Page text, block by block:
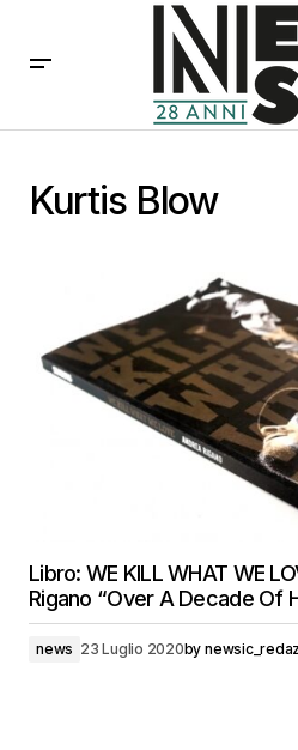
Kurtis Blow
Libro: WE KILL WHAT WE
Rigano “Over A Decade Of
news 23 Luglio 2020by